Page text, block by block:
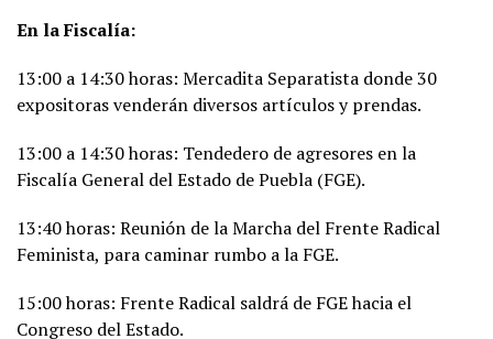
En la Fiscalía:
13:00 a 14:30 horas: Mercadita Separatista donde 30
expositoras venderán diversos artículos y prendas.
13:00 a 14:30 horas: Tendedero de agresores en la
Fiscalía General del Estado de Puebla (FGE).
13:40 horas: Reunión de la Marcha del Frente Radical
Feminista, para caminar rumbo a la FGE.
15:00 horas: Frente Radical saldrá de FGE hacia el
Congreso del Estado.